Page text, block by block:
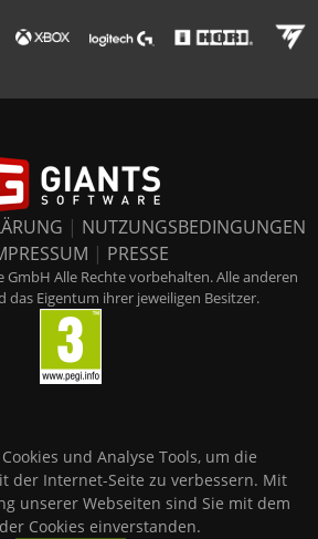
| NUTZUNGSBEDINGUNGEN
| PRESSE
GmbH Alle Rechte vorbehalten. Alle anderen
das Eigentum ihrer jeweiligen Besitzer.
und Analyse Tools, um die
der Internet-Seite zu verbessern. Mit
unserer Webseiten sind Sie mit dem
Cookies einverstanden.